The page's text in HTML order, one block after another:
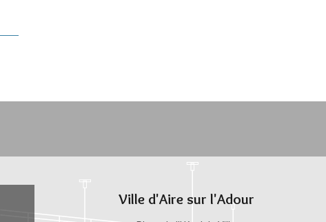
Ville d'Aire sur l'Adour